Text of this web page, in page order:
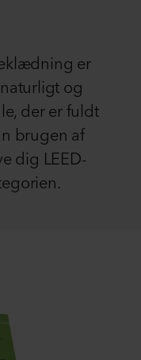
er
og
der er fuldt
brugen af
dig LEED-